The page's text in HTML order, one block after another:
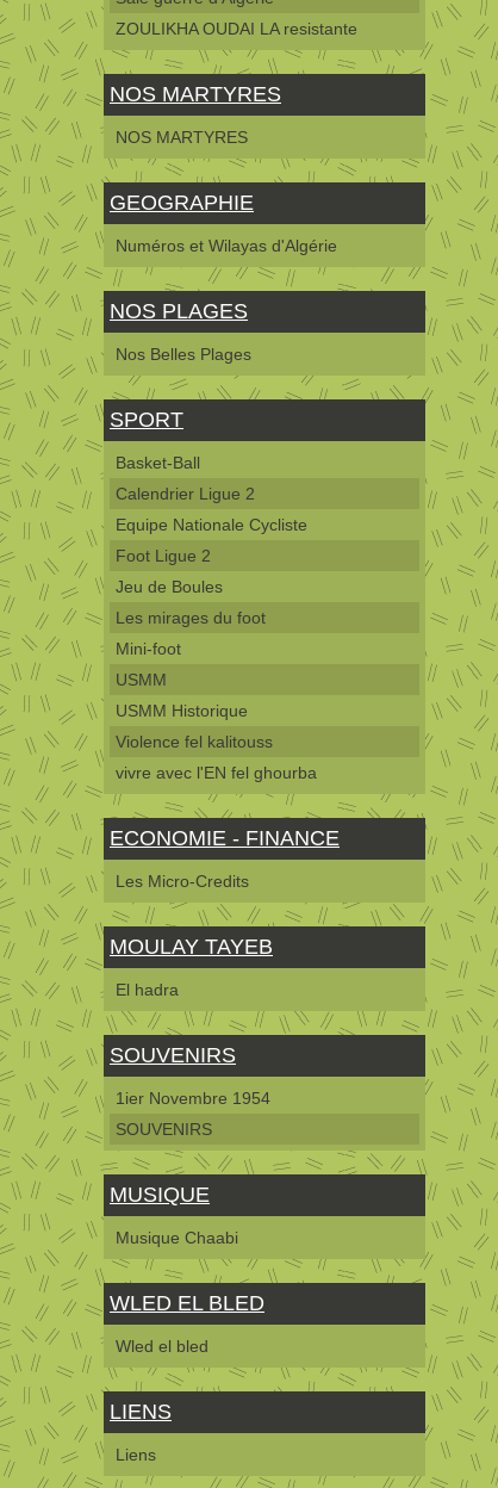
ZOULIKHA OUDAI LA resistante
NOS MARTYRES
NOS MARTYRES
GEOGRAPHIE
Numéros et Wilayas d'Algérie
NOS PLAGES
Nos Belles Plages
SPORT
Basket-Ball
Calendrier Ligue 2
Equipe Nationale Cycliste
Foot Ligue 2
Jeu de Boules
Les mirages du foot
Mini-foot
USMM
USMM Historique
Violence fel kalitouss
vivre avec l'EN fel ghourba
ECONOMIE - FINANCE
Les Micro-Credits
MOULAY TAYEB
El hadra
SOUVENIRS
1ier Novembre 1954
SOUVENIRS
MUSIQUE
Musique Chaabi
WLED EL BLED
Wled el bled
LIENS
Liens